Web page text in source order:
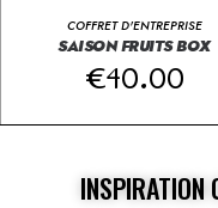
COFFRET D'ENTREPRISE
SAISON FRUITS BOX
€40.00
INSPIRATION